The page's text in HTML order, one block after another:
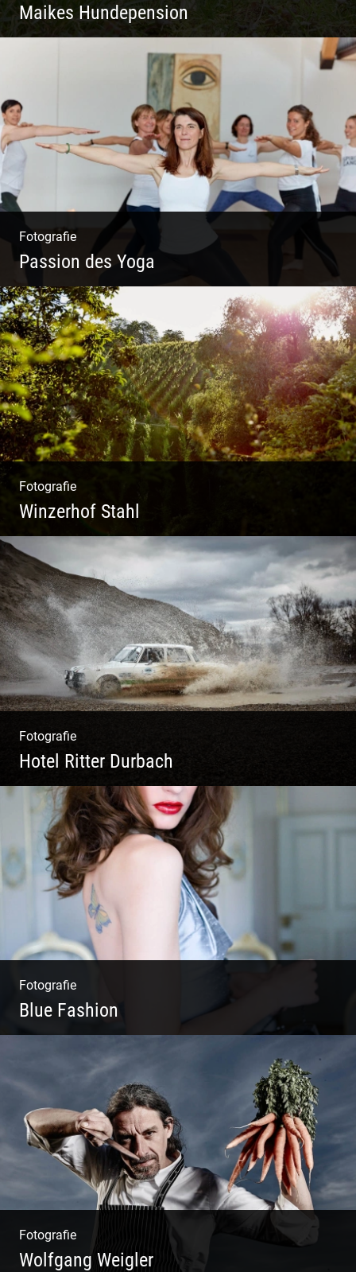
Maikes Hundepension
Tierisch lebendiges Shooting
Fotografie
Passion des Yoga
Ein herzliches Team
Fotografie
Winzerhof Stahl
Ganz neu durfte es werden. Alles. Fotos.
Web. Shop.
Fotografie
Hotel Ritter Durbach
Matsch|Oldtimer|Männer|Spass
Fotografie
Blue Fashion
Blue Fashion
Fotografie
Wolfgang Weigler